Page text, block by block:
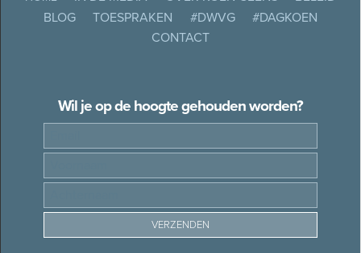
BLOG
TOESPRAKEN #DWVG
#DAGKOEN
CONTACT
Wil je op de hoogte gehouden worden?